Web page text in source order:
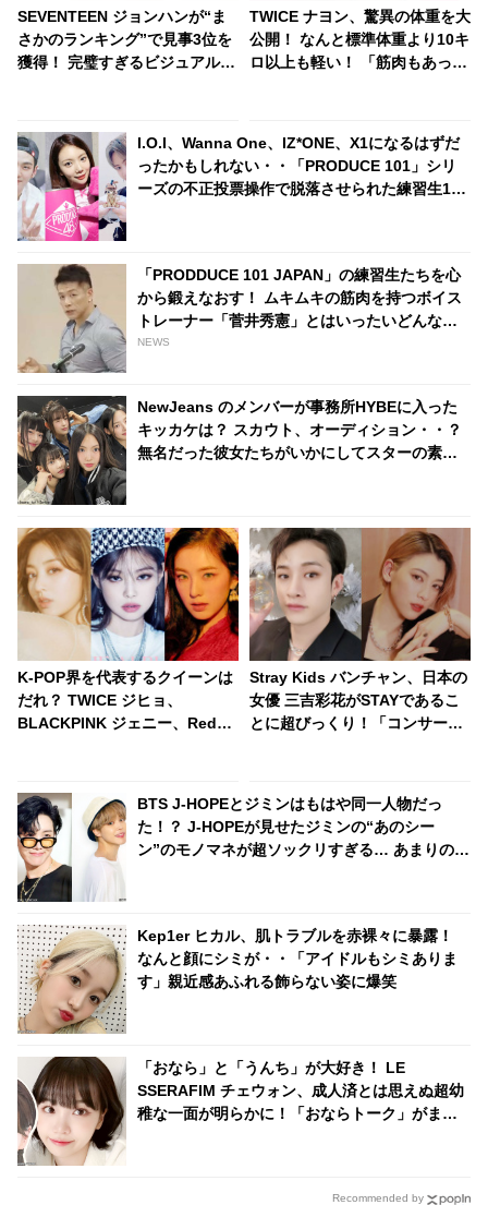
SEVENTEEN ジョンハンが“ま
さかのランキング”で見事3位を
獲得！ 完璧すぎるビジュアルか
唖然とさせたジョンハンの意外
な一面にファン大爆笑
TWICE ナヨン、驚異の体重を大
公開！ なんと標準体重より10キ
ロ以上も軽い！ 「筋肉もあって
I.O.I、Wanna One、IZ*ONE、X1になるはずだ
ったかもしれない・・「PRODUCE 101」シリ
ーズの不正投票操作で脱落させられた練習生12
「PRODDUCE 101 JAPAN」の練習生たちを心
から鍛えなおす！ ムキムキの筋肉を持つボイス
トレーナー「菅井秀憲」とはいったいどんな
人？
NEWS
NewJeans のメンバーが事務所HYBEに入った
キッカケは？ スカウト、オーディション・・？
無名だった彼女たちがいかにしてスターの素質
K-POP界を代表するクイーンは
だれ？ TWICE ジヒョ、
BLACKPINK ジェニー、Red
のは・・
Stray Kids バンチャン、日本の
女優 三吉彩花がSTAYであるこ
とに超びっくり！「コンサート
子がかわいすぎるとファンほっ
こり
BTS J-HOPEとジミンはもはや同一人物だっ
た！？ J-HOPEが見せたジミンの“あのシー
ン”のモノマネが超ソックリすぎる… あまりの再
Kep1er ヒカル、肌トラブルを赤裸々に暴露！
なんと顔にシミが・・「アイドルもシミありま
す」親近感あふれる飾らない姿に爆笑
「おなら」と「うんち」が大好き！ LE
SSERAFIM チェウォン、成人済とは思えぬ超幼
稚な一面が明らかに！「おならトーク」がまさ
Recommended by